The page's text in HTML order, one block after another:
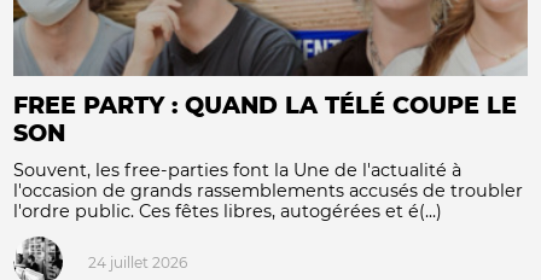
FREE PARTY : QUAND LA TÉLÉ COUPE LE
SON
Souvent, les free-parties font la Une de l'actualité à
l'occasion de grands rassemblements accusés de troubler
l'ordre public. Ces fêtes libres, autogérées et é(...)
24 juillet 2026